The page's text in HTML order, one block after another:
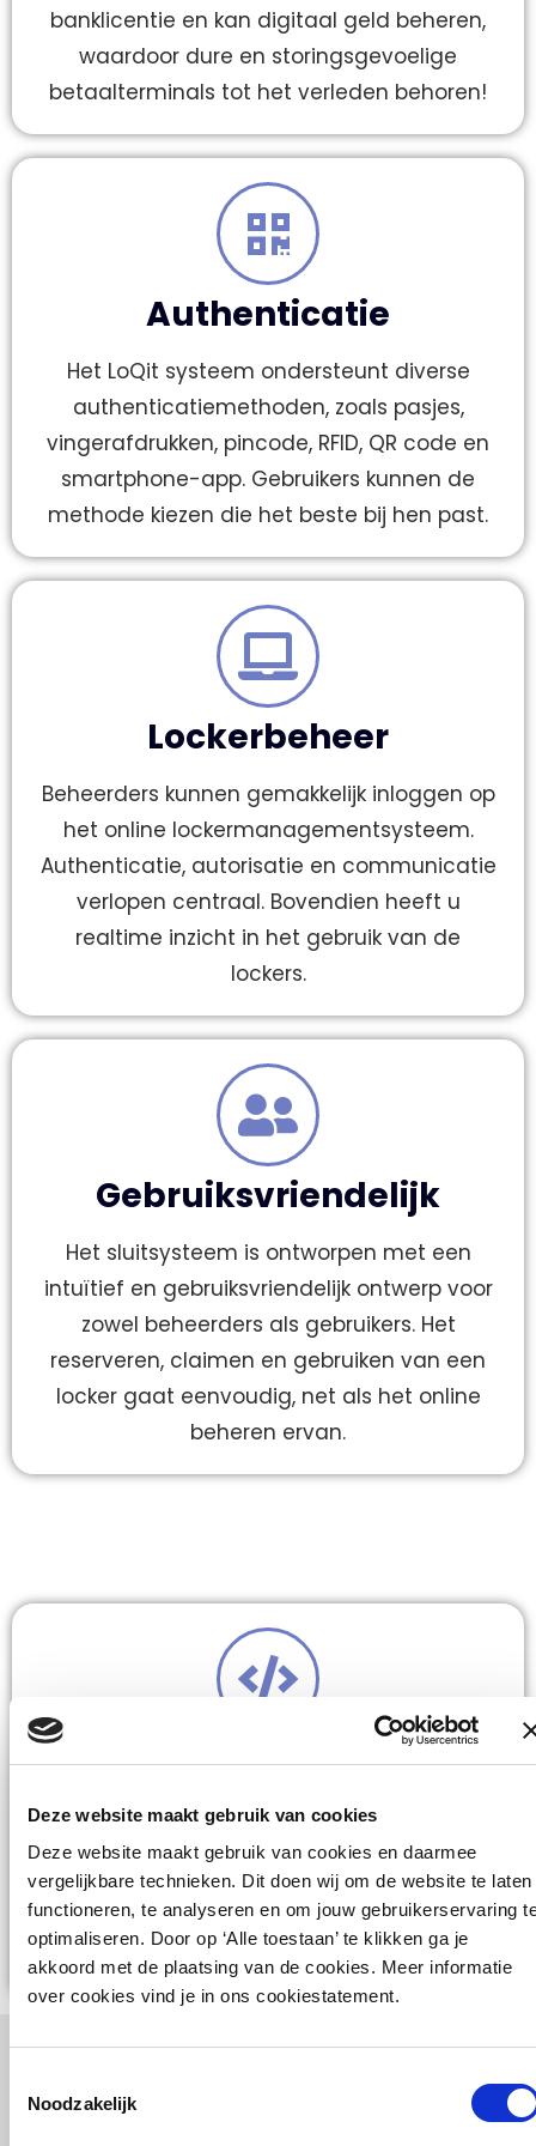
Deze website maakt gebruik van cookies
Deze website maakt gebruik van cookies en daarmee
vergelijkbare technieken. Dit doen wij om de website te laten
functioneren, te analyseren en om jouw gebruikerservaring
optimaliseren. Door op ‘Alle toestaan’ te klikken ga je
akkoord met de plaatsing van de cookies. Meer informatie
over cookies vind je in ons cookiestatement.
Noodzakelijk
banklicentie en kan digitaal geld beheren,
waardoor dure en storingsgevoelige
betaalterminals tot het verleden behoren!
Authenticatie
Het LoQit systeem ondersteunt diverse
authenticatiemethoden, zoals pasjes,
vingerafdrukken, pincode, RFID, QR code en
smartphone-app. Gebruikers kunnen de
methode kiezen die het beste bij hen past.
Lockerbeheer
Beheerders kunnen gemakkelijk inloggen op
het online lockermanagementsysteem.
Authenticatie, autorisatie en communicatie
verlopen centraal. Bovendien heeft u
realtime inzicht in het gebruik van de
lockers.
Gebruiksvriendelijk
Het sluitsysteem is ontworpen met een
intuïtief en gebruiksvriendelijk ontwerp voor
zowel beheerders als gebruikers. Het
reserveren, claimen en gebruiken van een
locker gaat eenvoudig, net als het online
beheren ervan.
Veiligheid
Het systeem is ontworpen met sterke
beveiligingsmaatregelen. Al het dataverkeer
wordt versleuteld verzonden via HTTPS (TLS),
en het systeem is SOC1/SOC2 en SSAE
16/ISAE 3402 gecertificeerd.
Veilig aanmelden